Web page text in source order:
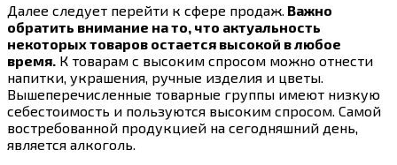
Далее следует перейти к сфере продаж. Важно
обратить внимание на то, что актуальность
некоторых товаров остается высокой в любое
время. К товарам с высоким спросом можно отнести
напитки, украшения, ручные изделия и цветы.
Вышеперечисленные товарные группы имеют низкую
себестоимость и пользуются высоким спросом. Самой
востребованной продукцией на сегодняшний день,
является алкоголь.